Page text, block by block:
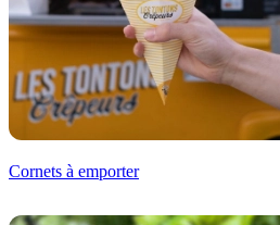
Cornets à emporter